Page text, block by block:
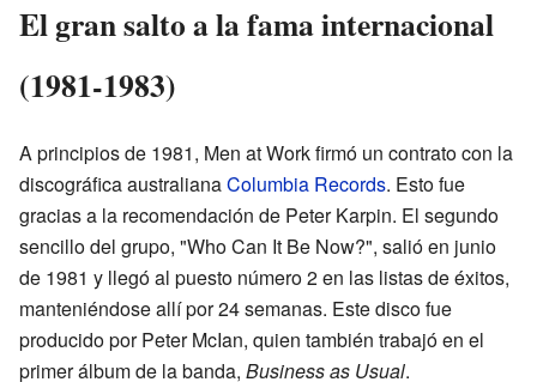
El gran salto a la fama internacional
(1981-1983)
A principios de 1981, Men at Work firmó un contrato con la
discográfica australianaColumbia Records. Esto fue
gracias a la recomendación de Peter Karpin. El segundo
sencillo del grupo, "Who Can It Be Now?", salió en junio
de 1981 y llegó al puesto número 2 en las listas de éxitos,
manteniéndose allí por 24 semanas. Este disco fue
producido por Peter McIan, quien también trabajó en el
primer álbum de la banda, Business as Usual.